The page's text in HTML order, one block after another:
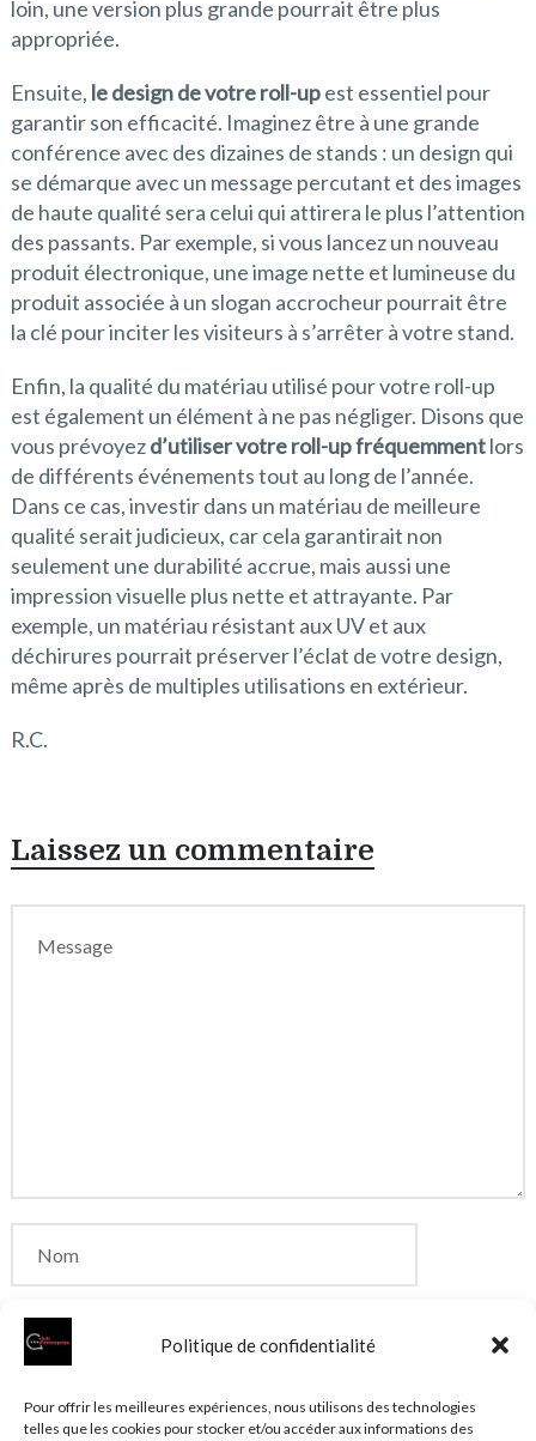
Politique de confidentialité
Pour offrir les meilleures expériences, nous utilisons des technologies
telles que les cookies pour stocker et/ou accéder aux informations des
loin, une version plus grande pourrait être plus
appropriée.
Ensuite, le design de votre roll-upest essentiel pour
garantir son efficacité. Imaginez être à une grande
conférence avec des dizaines de stands : un design qui
se démarque avec un message percutant et des images
de haute qualité sera celui qui attirera le plus l’attention
des passants. Par exemple, si vous lancez un nouveau
produit électronique, une image nette et lumineuse du
produit associée à un slogan accrocheur pourrait être
la clé pour inciter les visiteurs à s’arrêter à votre stand.
Enfin, la qualité du matériau utilisé pour votre roll-up
est également un élément à ne pas négliger. Disons que
vous prévoyezd’utiliser votre roll-up fréquemmentlors
de différents événements tout au long de l’année.
Dans ce cas, investir dans un matériau de meilleure
qualité serait judicieux, car cela garantirait non
seulement une durabilité accrue, mais aussi une
impression visuelle plus nette et attrayante. Par
exemple, un matériau résistant aux UV et aux
déchirures pourrait préserver l’éclat de votre design,
même après de multiples utilisations en extérieur.
R.C.
Laissez un commentaire
Enregistrer mon nom, mon e-mail et mon site dans